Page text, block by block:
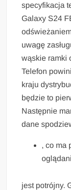
specyfikacja
Galaxy S24
uwagę
wąskie ramki
Telefon
kraju
będzie to
Następnie
dane
, co ma
jest potrójny.